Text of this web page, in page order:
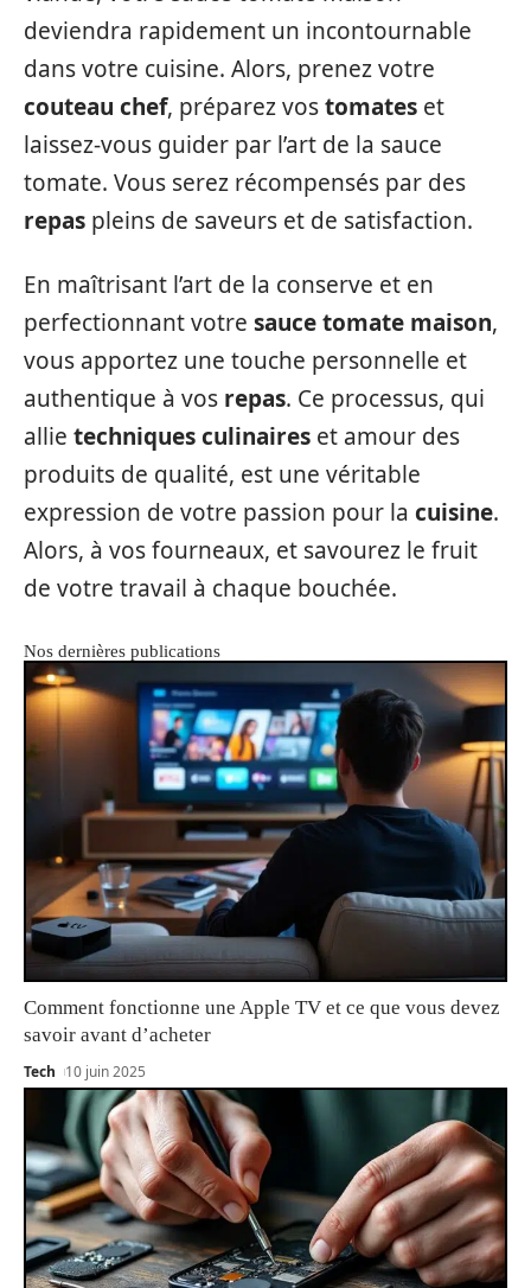
deviendra rapidement un incontournable
dans votre cuisine. Alors, prenez votre
couteau chef, préparez vostomates et
laissez-vous guider par l’art de la sauce
tomate. Vous serez récompensés par des
repas pleins de saveurs et de satisfaction.
En maîtrisant l’art de la conserve et en
perfectionnant votre sauce tomate maison,
vous apportez une touche personnelle et
authentique à vos repas. Ce processus, qui
allie techniques culinaires et amour des
produits de qualité, est une véritable
expression de votre passion pour la cuisine.
Alors, à vos fourneaux, et savourez le fruit
de votre travail à chaque bouchée.
Nos dernières publications
Comment fonctionne une Apple TV et ce que vous devez
savoir avant d’acheter
Tech 10 juin 2025